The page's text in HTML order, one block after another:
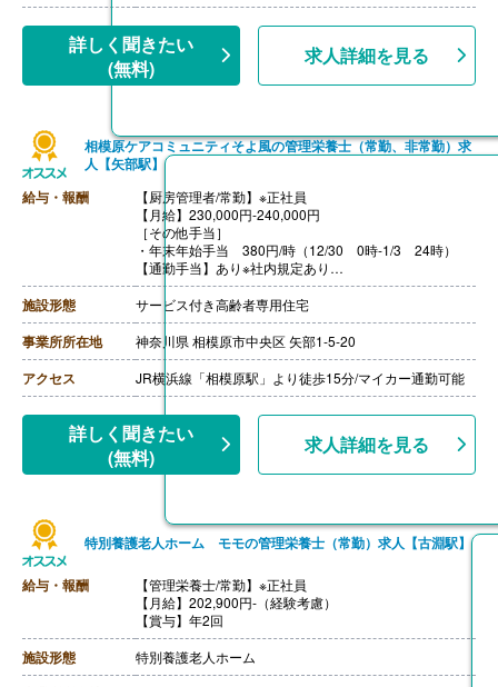
詳しく聞きたい
(無料)
求人詳細を見る
相模原ケアコミュニティそよ風の管理栄養士（常勤、非常勤）求
人【矢部駅】
給与・報酬
【厨房管理者/常勤】※正社員
【月給】230,000円-240,000円
［その他手当］
・年末年始手当 380円/時（12/30 0時-1/3 24時）
【通勤手当】あり※社内規定あり
【賞与】年2回（6月・12月）※業績による
※職種、雇用形態、在籍期間、会社の業績等によって支
給額は異なる。
【退職金】なし
【厨房管理者/常勤】※正規フルタイム社員
【月給】240,000円-245,000円
［その他手当］
【通勤手当】あり※社内規定あり
【賞与】年2回（6月・12月）※業績による
【特別報酬（年1回）】平均330,000円（2025年6月支給
実績）
給額は異なる。
【退職金】なし
----
【月給】230,000円-240,000円
［その他手当］
・年末年始手当 380円/時（12/30 0時-1/3 24時）
【通勤手当】あり（社内規定あり）
【賞与】なし（年2回寸志）※業績による
【昇給】年1回（4月）
施設形態 サービス付き高齢者専用住宅
事業所所在地 神奈川県 相模原市中央区 矢部1-5-20
アクセス JR横浜線「相模原駅」より徒歩15分/マイカー通勤可能
詳しく聞きたい
(無料)
求人詳細を見る
特別養護老人ホーム モモの管理栄養士（常勤）求人【古淵駅】
給与・報酬
【管理栄養士/常勤】※正社員
【月給】202,900円-（経験考慮）
【賞与】年2回
施設形態 特別養護老人ホーム